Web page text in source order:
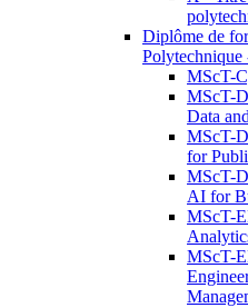
Diplôme de
MScT-
MScT-
Data
MScT-
for
MScT-
AI for
MScT-
MScT-